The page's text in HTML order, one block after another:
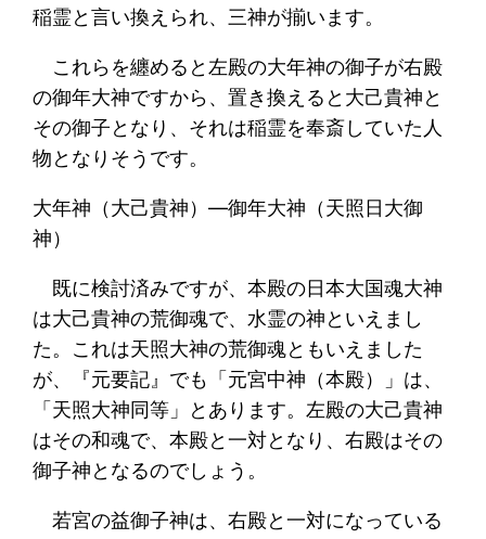
稲霊と言い換えられ、三神が揃います。
これらを纏めると左殿の大年神の御子が右殿
の御年大神ですから、置き換えると大己貴神と
その御子となり、それは稲霊を奉斎していた人
物となりそうです。
大年神（大己貴神）―御年大神（天照日大御
神）
既に検討済みですが、本殿の日本大国魂大神
は大己貴神の荒御魂で、水霊の神といえまし
た。これは天照大神の荒御魂ともいえました
が、『元要記』でも「元宮中神（本殿）」は、
「天照大神同等」とあります。左殿の大己貴神
はその和魂で、本殿と一対となり、右殿はその
御子神となるのでしょう。
若宮の益御子神は、右殿と一対になっている